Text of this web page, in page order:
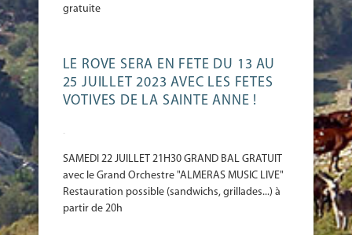
gratuite
LE ROVE SERA EN FETE DU 13 AU
25 JUILLET 2023 AVEC LES FETES
VOTIVES DE LA SAINTE ANNE !
-
SAMEDI 22 JUILLET 21H30 GRAND BAL GRATUIT
avec le Grand Orchestre "ALMERAS MUSIC LIVE"
Restauration possible (sandwichs, grillades...) à
partir de 20h